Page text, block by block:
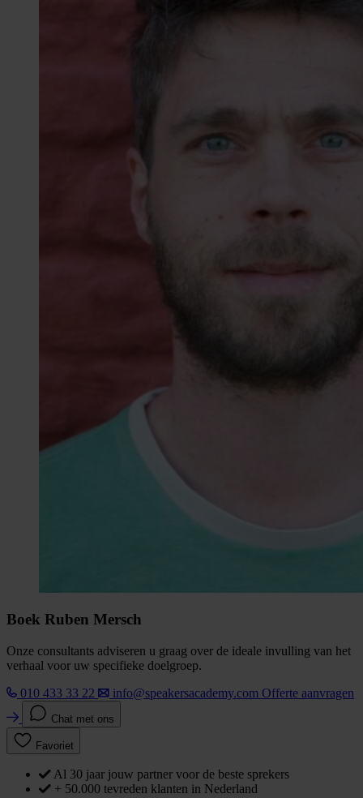
Boek Ruben Mersch
Onze consultants adviseren u graag over de ideale invulling van het
verhaal voor uw specifieke doelgroep.
010 433 33 22
info@speakersacademy.com Offerte aanvragen
Chat met ons
Favoriet
Al 30 jaar jouw partner voor de beste sprekers
+ 50.000 tevreden klanten in Nederland